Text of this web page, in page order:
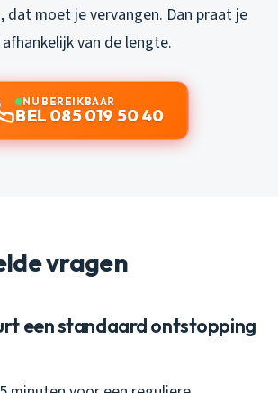
moet je vervangen. Dan praat je
van de lengte.
NU BEREIKBAAR
BEL 085 019 50 40
vragen
een standaard ontstopping